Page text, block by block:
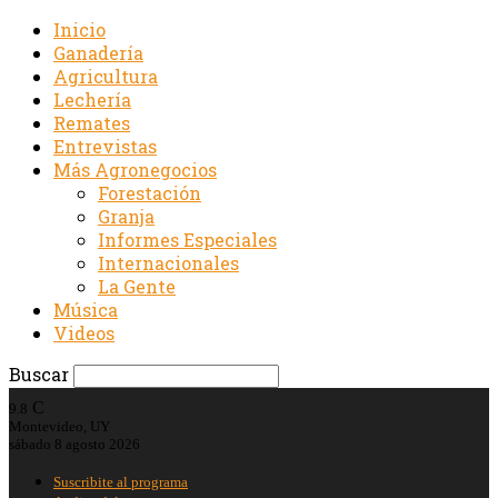
Inicio
Ganadería
Agricultura
Lechería
Remates
Entrevistas
Más Agronegocios
Forestación
Granja
Informes Especiales
Internacionales
La Gente
Música
Videos
Buscar
9.8 C
Montevideo, UY
sábado 8 agosto 2026
Suscribite al programa